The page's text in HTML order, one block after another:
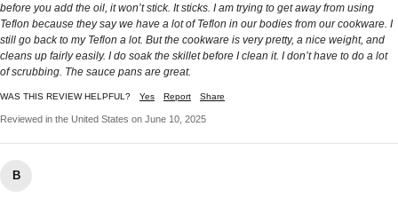
before you add the oil, it won’t stick. It sticks. I am trying to get away from using
Teflon because they say we have a lot of Teflon in our bodies from our cookware. I
still go back to my Teflon a lot. But the cookware is very pretty, a nice weight, and
cleans up fairly easily. I do soak the skillet before I clean it. I don’t have to do a lot
of scrubbing. The sauce pans are great.
WAS THIS REVIEW HELPFUL? Yes Report Share
Reviewed in the United States on June 10, 2025
B